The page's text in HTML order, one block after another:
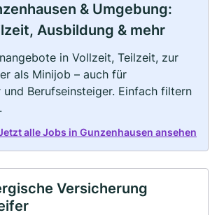
& Umgebung:
Ausbildung & mehr
in Vollzeit, Teilzeit, zur
als Minijob – auch für
und Berufseinsteiger. Einfach filtern
alle Jobs in Gunzenhausen ansehen
Versicherung